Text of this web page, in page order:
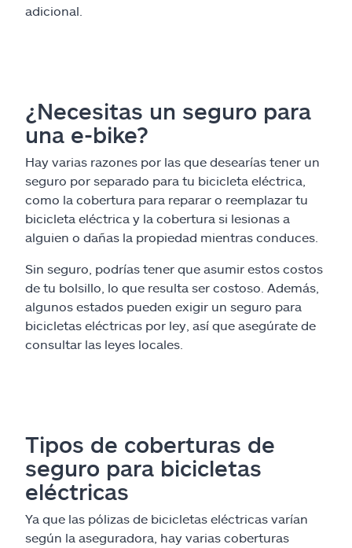
adicional.
¿Necesitas un seguro para
una e-bike?
Hay varias razones por las que desearías tener un
seguro por separado para tu bicicleta eléctrica,
como la cobertura para reparar o reemplazar tu
bicicleta eléctrica y la cobertura si lesionas a
alguien o dañas la propiedad mientras conduces.
Sin seguro, podrías tener que asumir estos costos
de tu bolsillo, lo que resulta ser costoso. Además,
algunos estados pueden exigir un seguro para
bicicletas eléctricas por ley, así que asegúrate de
consultar las leyes locales.
Tipos de coberturas de
seguro para bicicletas
eléctricas
Ya que las pólizas de bicicletas eléctricas varían
según la aseguradora, hay varias coberturas